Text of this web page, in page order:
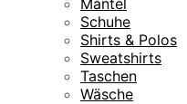
Schuhe
Shirts & Polos
Sweatshirts
Taschen
Wäsche